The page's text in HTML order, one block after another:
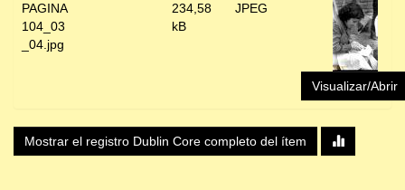
PAGINA
104_03
_04.jpg
234,58
kB
JPEG
Visualizar/Abrir
Mostrar el registro Dublin Core completo del ítem